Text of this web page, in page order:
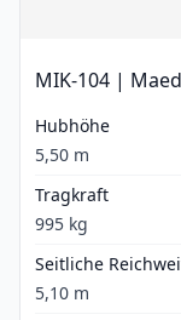
MIK-104 |
Hubhöhe
5,50 m
Tragkraft
995 kg
Seitliche
5,10 m